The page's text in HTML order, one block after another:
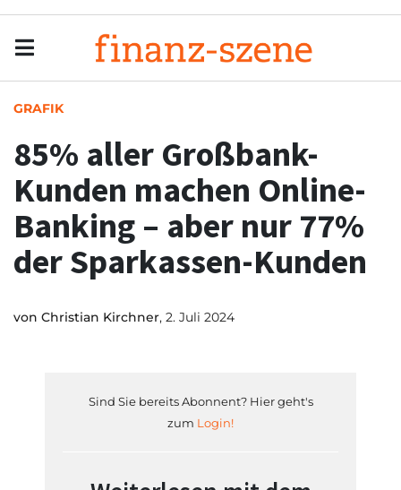
GRAFIK
85% aller Großbank-
Kunden machen Online-
Banking – aber nur 77%
der Sparkassen-Kunden
von Christian Kirchner, 2. Juli 2024
Sind Sie bereits Abonnent? Hier geht's
zum Login!